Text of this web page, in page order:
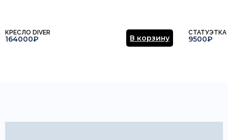
КРЕСЛО DIVER
164000₽ В корзину
СТАТУЭТКА
9500₽